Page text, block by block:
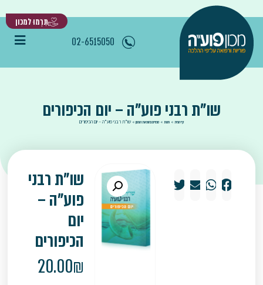
תִּרְמוּ למכון
02-6515050
שו"ת רבני פוע"ה – יום הכיפורים
דף הבית »חנות »ספרים בהוצאת המכון »שו"ת רבני פוע"ה – יום הכיפורים
שו"ת רבני
פוע"ה –
יום
הכיפורים
20.00₪